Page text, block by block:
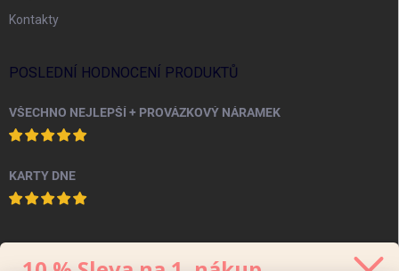
Kontakty
POSLEDNÍ HODNOCENÍ PRODUKTŮ
VŠECHNO NEJLEPŠÍ + PROVÁZKOVÝ NÁRAMEK
KARTY DNE
PINTEREST